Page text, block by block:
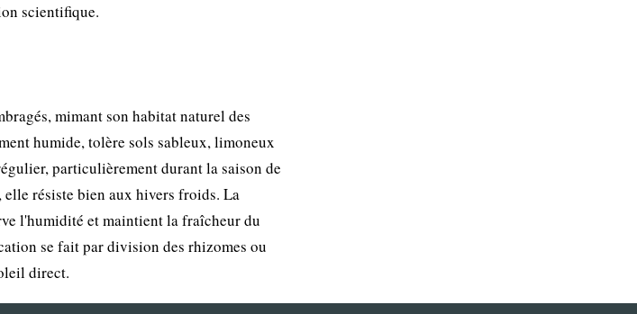
scientifique.
mimant son habitat naturel des
humide, tolère sols sableux, limoneux
particulièrement durant la saison de
elle résiste bien aux hivers froids. La
l'humidité et maintient la fraîcheur du
se fait par division des rhizomes ou
direct.